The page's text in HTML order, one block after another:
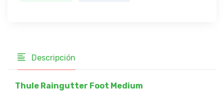
Descripción
Thule Raingutter Foot Medium